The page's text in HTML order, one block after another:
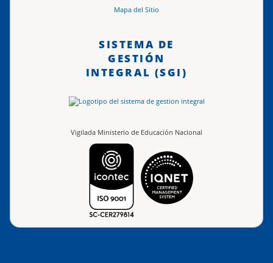
Mapa del Sitio
SISTEMA DE
GESTIÓN
INTEGRAL (SGI)
Vigilada Ministerio de Educación Nacional